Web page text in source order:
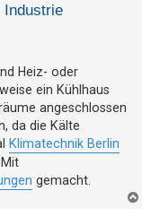
Industrie
Heiz- oder
ein Kühlhaus
angeschlossen
da die Kälte
Klimatechnik Berlin
gemacht.